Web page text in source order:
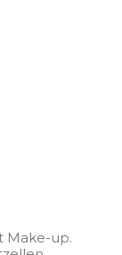
Make-up.